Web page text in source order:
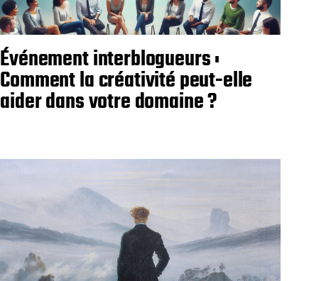
Événement interblogueurs :
Comment la créativité peut-elle
aider dans votre domaine ?